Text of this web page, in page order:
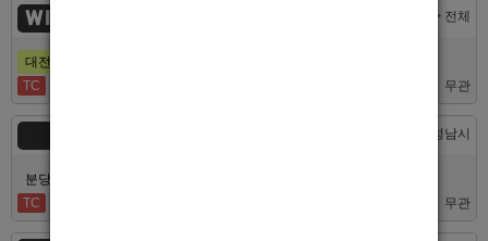
WINNER 대전 > 전체
대전호빠 제일 오래된 박스에서 남보도, 호빠알바를 모집합니다
TC
무관
경기 > 성남시
분당호빠 숨에서 가족처럼 함께일할 알바 분들을 모십니다.
TC
무관